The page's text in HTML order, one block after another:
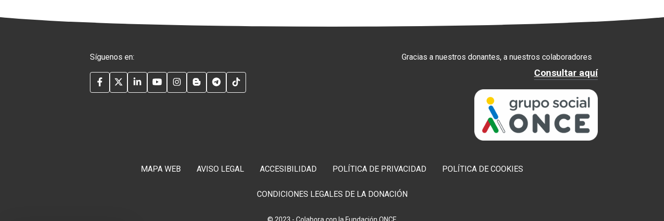
Síguenos en:
FACEBOOK
TWITTERLINKEDIN
YOUTUBEINSTAGRAM
BLOG TELEGRAM
Gracias a nuestros donantes, a nuestros colaboradores
Consultar aquí
MAPA WEB AVISO LEGAL ACCESIBILIDAD POLÍTICA DE PRIVACIDAD POLÍTICA DE COOKIES
CONDICIONES LEGALES DE LA DONACIÓN